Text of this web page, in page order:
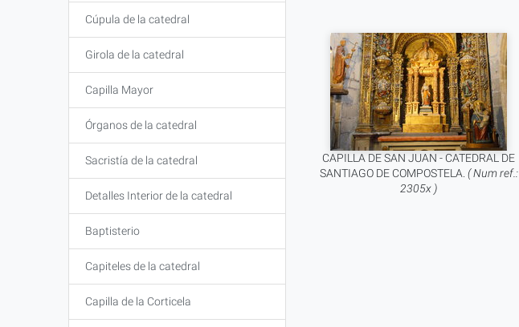
CAPILLA DE SAN JUAN - CATEDRAL DE
SANTIAGO DE COMPOSTELA. ( Num ref.:
2305x )
Cúpula de la catedral
Girola de la catedral
Capilla Mayor
Órganos de la catedral
Sacristía de la catedral
Detalles Interior de la catedral
Baptisterio
Capiteles de la catedral
Capilla de la Corticela